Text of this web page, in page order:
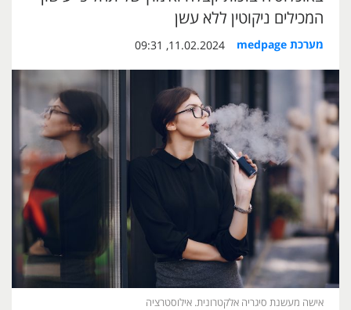
המכילים ניקוטין ללא עשן
מערכת medpage 11.02.2024, 09:31
אישה מעשנת סיגריה אלקטרונית. אילוסטרציה